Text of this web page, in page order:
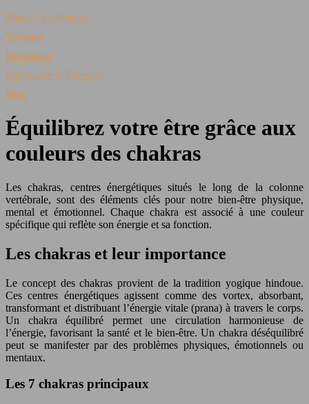
Magie / Esotérisme
Voyance
Divination
Spiritualité et Énergies
Blog
Équilibrez votre être grâce aux
couleurs des chakras
Les chakras, centres énergétiques situés le long de la colonne
vertébrale, sont des éléments clés pour notre bien-être physique,
mental et émotionnel. Chaque chakra est associé à une couleur
spécifique qui reflète son énergie et sa fonction.
Les chakras et leur importance
Le concept des chakras provient de la tradition yogique hindoue.
Ces centres énergétiques agissent comme des vortex, absorbant,
transformant et distribuant l’énergie vitale (prana) à travers le corps.
Un chakra équilibré permet une circulation harmonieuse de
l’énergie, favorisant la santé et le bien-être. Un chakra déséquilibré
peut se manifester par des problèmes physiques, émotionnels ou
mentaux.
Les 7 chakras principaux